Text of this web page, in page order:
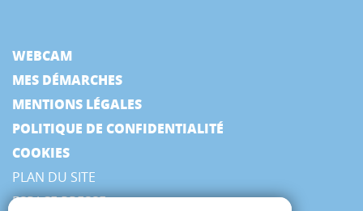
WEBCAM
MES DÉMARCHES
MENTIONS LÉGALES
POLITIQUE DE CONFIDENTIALITÉ
COOKIES
PLAN DU SITE
ESPACE PRESSE